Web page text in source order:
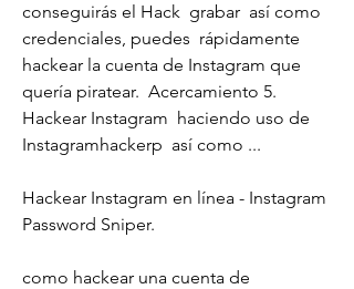
conseguirás el Hack  grabar  así como
credenciales, puedes  rápidamente
hackear la cuenta de Instagram que
quería piratear.  Acercamiento 5.
Hackear Instagram  haciendo uso de
Instagramhackerp  así como ...
Hackear Instagram en línea - Instagram
Password Sniper.
como hackear una cuenta de